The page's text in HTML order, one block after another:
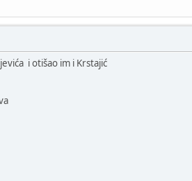
i otišao im i Krstajić